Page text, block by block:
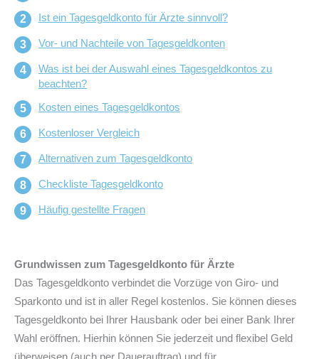
Ist ein Tagesgeldkonto für Ärzte sinnvoll?
Vor- und Nachteile von Tagesgeldkonten
Was ist bei der Auswahl eines Tagesgeldkontos zu
beachten?
Kosten eines Tagesgeldkontos
Kostenloser Vergleich
Alternativen zum Tagesgeldkonto
Checkliste Tagesgeldkonto
Häufig gestellte Fragen
Grundwissen zum Tagesgeldkonto für Ärzte
Das Tagesgeldkonto verbindet die Vorzüge von Giro- und
Sparkonto und ist in aller Regel kostenlos. Sie können dieses
Tagesgeldkonto bei Ihrer Hausbank oder bei einer Bank Ihrer
Wahl eröffnen. Hierhin können Sie jederzeit und flexibel Geld